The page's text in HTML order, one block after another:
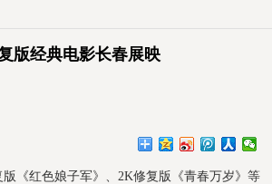
版经典电影长春展映
《红色娘子军》、2K修复版《青春万岁》等